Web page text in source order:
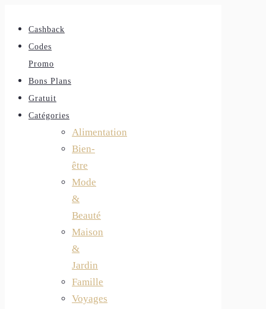
Cashback
Codes
Promo
Bons Plans
Gratuit
Catégories
Alimentation
Bien-
être
Mode
&
Beauté
Maison
&
Jardin
Famille
Voyages